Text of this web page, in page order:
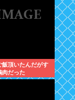
飯頂いたんだがす
肉だった